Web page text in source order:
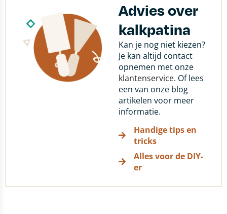
Advies over
kalkpatina
Kan je nog niet kiezen?
Je kan altijd contact
opnemen met onze
klantenservice. Of lees
een van onze blog
artikelen voor meer
informatie.
Handige tips en
tricks
Alles voor de DIY-
er